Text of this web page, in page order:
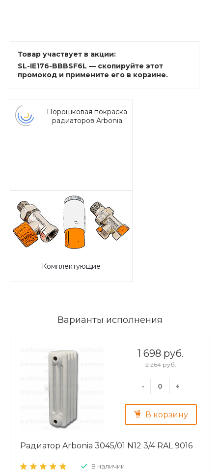
Товар участвует в акции:
SL-IE176-BBBSF6L — скопируйте этот
промокод и примените его в корзине.
Порошковая покраска
радиаторов Arbonia
Комплектующие
Варианты исполнения
1 698 руб.
2 264 руб.
- +
В корзину
Радиатор Arbonia 3045/01 N12 3/4 RAL 9016
В наличии